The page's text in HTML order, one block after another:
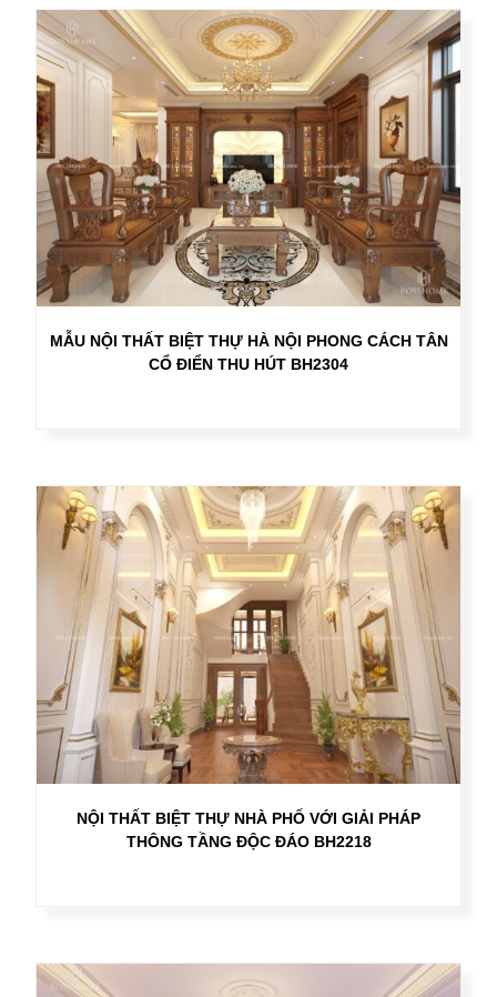
MẪU NỘI THẤT BIỆT THỰ HÀ NỘI PHONG CÁCH TÂN
CỔ ĐIỂN THU HÚT BH2304
NỘI THẤT BIỆT THỰ NHÀ PHỐ VỚI GIẢI PHÁP
THÔNG TẦNG ĐỘC ĐÁO BH2218